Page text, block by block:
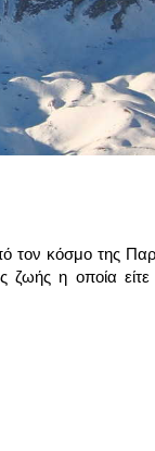
τον κόσμο της
η οποία είτε